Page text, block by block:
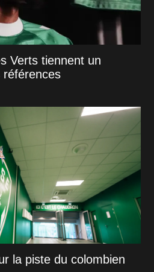
Verts tiennent un
références
la piste du colombien